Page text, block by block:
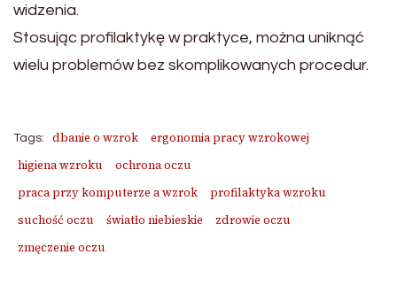
widzenia.
Stosując profilaktykę w praktyce, można uniknąć
wielu problemów bez skomplikowanych procedur.
Tags: dbanie o wzrok
ergonomia pracy wzrokowej
higiena wzroku
ochrona oczu
praca przy komputerze a wzrok
profilaktyka wzroku
suchość oczu
światło niebieskie
zdrowie oczu
zmęczenie oczu